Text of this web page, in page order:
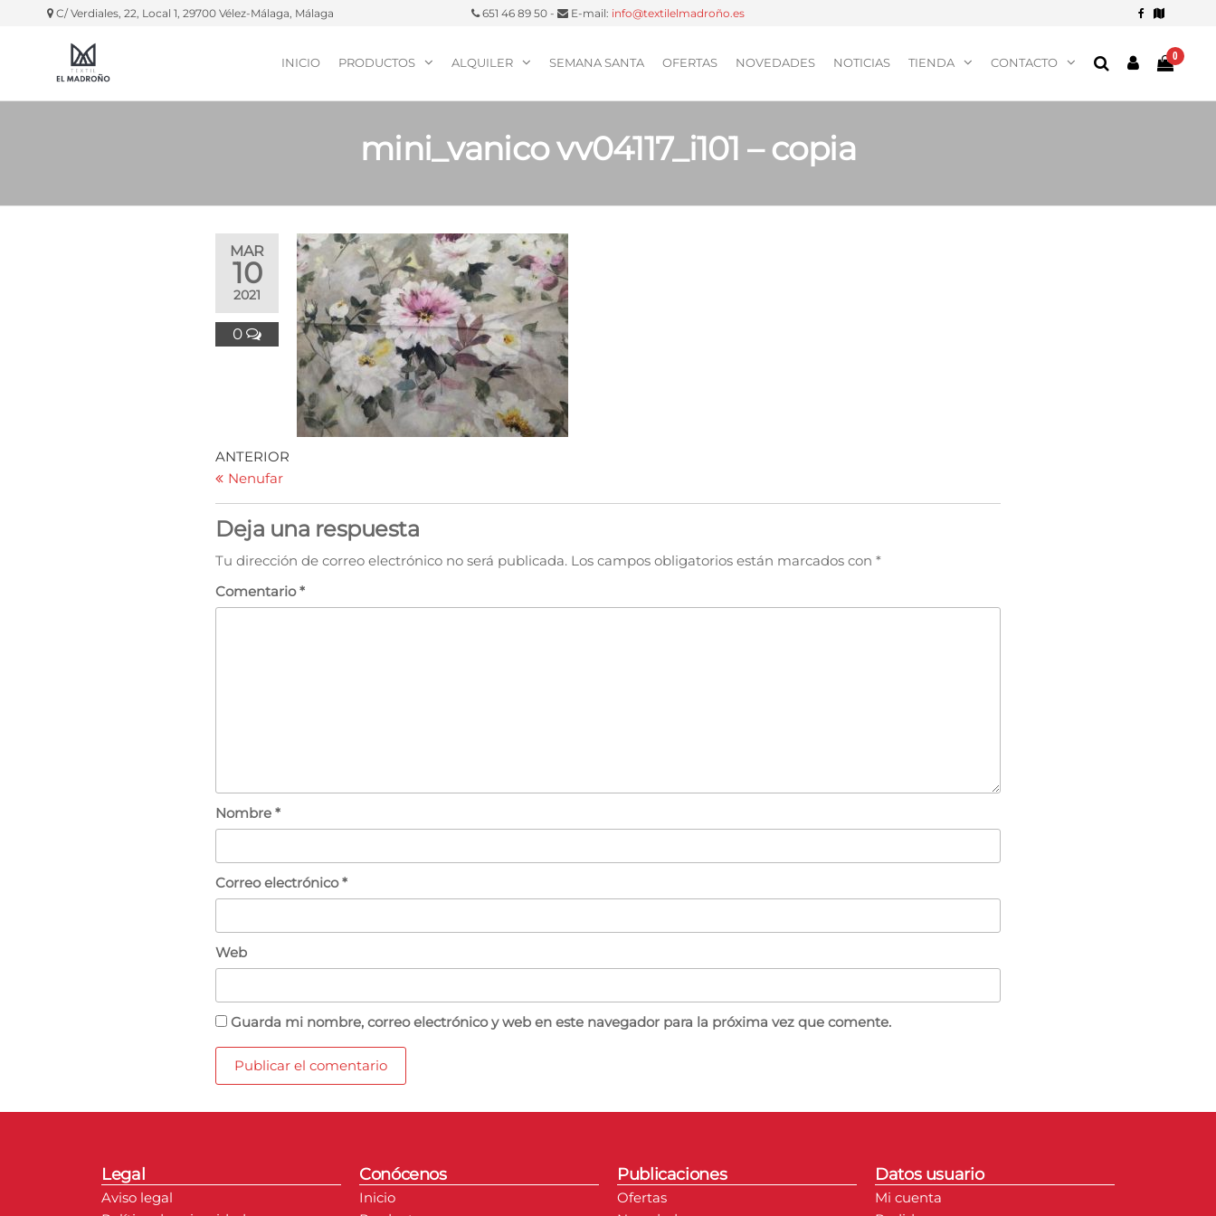
C/ Verdiales, 22, Local 1, 29700 Vélez-Málaga, Málaga 651 46 89 50 - E-mail: info@textilelmadroño.es
Madroño
0
INICIO PRODUCTOS ALQUILER SEMANA SANTA OFERTAS NOVEDADES NOTICIAS TIENDA CONTACTO
mini_vanico vv04117_i101 – copia
MAR
10
2021
0
ANTERIOR
Nenufar
Deja una respuesta
Tu dirección de correo electrónico no será publicada. Los campos obligatorios están marcados con *
Comentario*
Nombre *
Correo electrónico*
Web
Guarda mi nombre, correo electrónico y web en este navegador para la próxima vez que comente.
Legal
Aviso legal
Conócenos
Inicio
Publicaciones
Ofertas
Datos usuario
Mi cuenta